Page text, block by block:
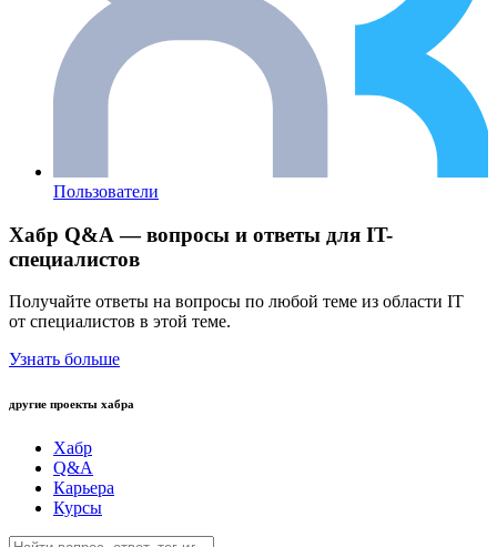
Пользователи
Хабр Q&A — вопросы и ответы для IT-
специалистов
Получайте ответы на вопросы по любой теме из области IT
от специалистов в этой теме.
Узнать больше
другие проекты хабра
Хабр
Q&A
Карьера
Курсы